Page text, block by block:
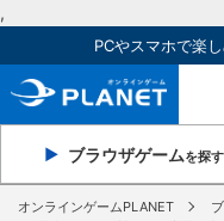
,
PCやスマホで楽
ブラウザゲームを探す
オンラインゲームPLANET